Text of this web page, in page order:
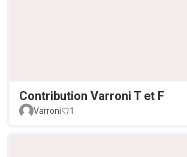
Contribution Varroni T et F
Varroni 1